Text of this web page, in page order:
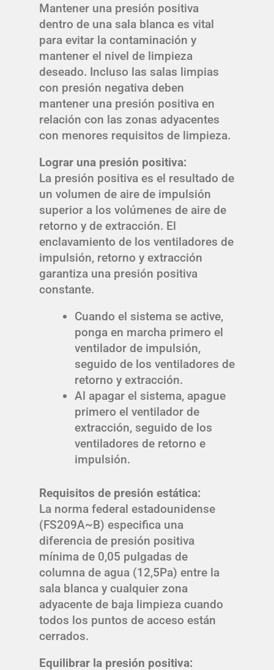
Mantener una presión positiva
dentro de una sala blanca es vital
para evitar la contaminación y
mantener el nivel de limpieza
deseado. Incluso las salas limpias
con presión negativa deben
mantener una presión positiva en
relación con las zonas adyacentes
con menores requisitos de limpieza.
Lograr una presión positiva:
La presión positiva es el resultado de
un volumen de aire de impulsión
superior a los volúmenes de aire de
retorno y de extracción. El
enclavamiento de los ventiladores de
impulsión, retorno y extracción
garantiza una presión positiva
constante.
Cuando el sistema se active,
ponga en marcha primero el
ventilador de impulsión,
seguido de los ventiladores de
retorno y extracción.
Al apagar el sistema, apague
primero el ventilador de
extracción, seguido de los
ventiladores de retorno e
impulsión.
Requisitos de presión estática:
La norma federal estadounidense
(FS209A~B) especifica una
diferencia de presión positiva
mínima de 0,05 pulgadas de
columna de agua (12,5Pa) entre la
sala blanca y cualquier zona
adyacente de baja limpieza cuando
todos los puntos de acceso están
cerrados.
Equilibrar la presión positiva: